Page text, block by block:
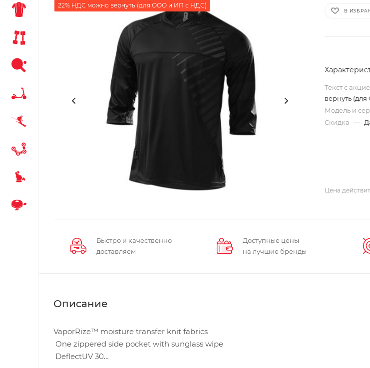
22% НДС можно вернуть (для ООО и ИП с НДС)
В
Текст с
вернуть
Модель и
Скидка —
Цена
Быстро и качественно
доставляем
Доступные цены
на лучшие бренды
Описание
VaporRize™ moisture transfer knit fabrics
One zippered side pocket with sunglass wipe
DeflectUV 30